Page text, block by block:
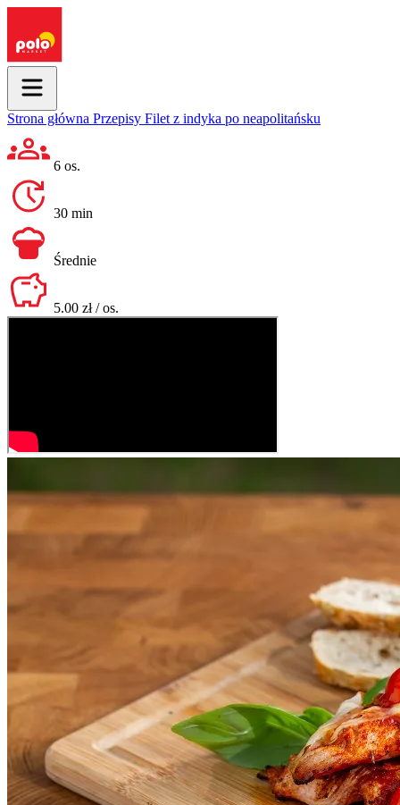
Strona główna Przepisy Filet z indyka po neapolitańsku
6 os.
30 min
Średnie
5.00 zł / os.